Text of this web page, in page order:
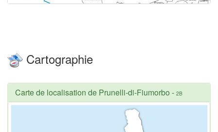
Cartographie
Carte de localisation de Prunelli-di-Fiumorbo - 2B